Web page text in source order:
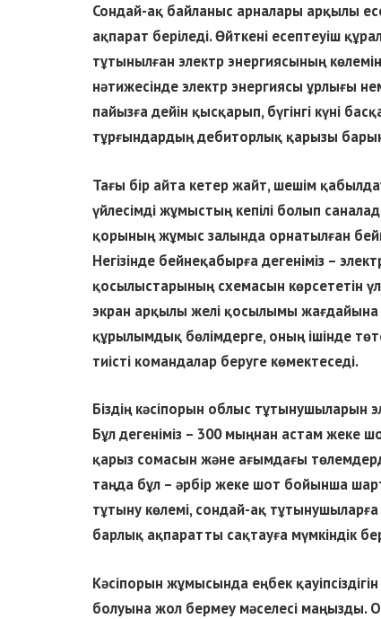
Сондай-ақ байланыс арналары арқылы
ақпарат беріледі. Өйткені есептеуіш
тұтынылған электр энергиясының
нәтижесінде электр энергиясы ұрлығы
пайызға дейін қысқарып, бүгінгі күні
тұрғындардың дебиторлық қарызы
Тағы бір айта кетер жайт, шешім
үйлесімді жұмыстың кепілі болып
қорының жұмыс залында орнатылған
Негізінде бейнеқабырға дегеніміз –
қосылыстарының схемасын көрсететін
экран арқылы желі қосылымы
құрылымдық бөлімдерге, оның ішінде
тиісті командалар беруге көмектеседі.
Біздің кәсіпорын облыс тұтынушыларын
Бұл дегеніміз – 300 мыңнан астам жеке
қарыз сомасын және ағымдағы
таңда бұл – әрбір жеке шот бойынша
тұтыну көлемі, сондай-ақ
барлық ақпаратты сақтауға мүмкіндік
Кәсіпорын жұмысында еңбек
болуына жол бермеу мәселесі маңызды.